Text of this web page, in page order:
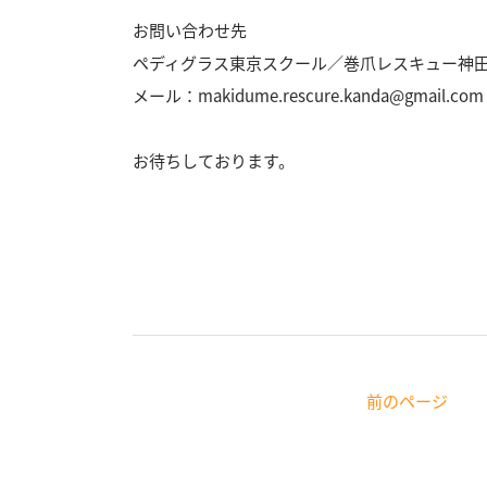
お問い合わせ先
ペディグラス東京スクール／巻爪レスキュー神
メール：makidume.rescure.kanda@gmail.com
お待ちしております。
前のページ